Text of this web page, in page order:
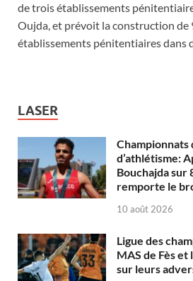
de trois établissements
Oujda, et prévoit la construction de
établissements pénitentiaires dans
LASER
Championnats
d’athlétisme:
Bouchajda sur
remporte le
10 août 2026
Ligue des
MAS de Fès et
sur leurs